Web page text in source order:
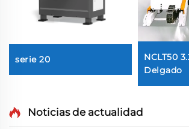
serie 20
NCLT50
Delgado
Noticias de actualidad